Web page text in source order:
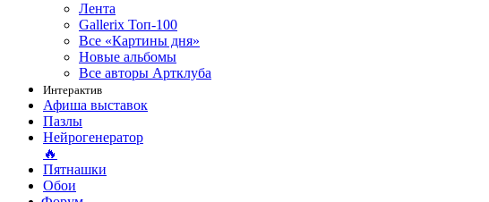
Лента
Gallerix Топ-100
Все «Картины дня»
Новые альбомы
Все авторы Артклуба
Интерактив
Афиша выставок
Пазлы
Нейрогенератор
🔥
Пятнашки
Обои